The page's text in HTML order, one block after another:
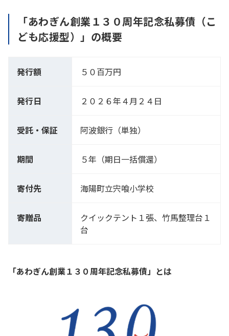
「あわぎん創業１３０周年記念私募債（こ
ども応援型）」の概要
発行額 ５０百万円
発行日 ２０２６年４月２４日
受託・保証 阿波銀行（単独）
期間 ５年（期日一括償還）
寄付先 海陽町立宍喰小学校
寄贈品
クイックテント１張、竹馬整理台１
台
「あわぎん創業１３０周年記念私募債」とは